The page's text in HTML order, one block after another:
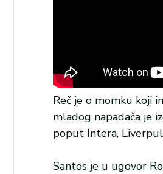
Reč je o momku koji
mladog napadača je
poput Intera,
Santos je u ugovor